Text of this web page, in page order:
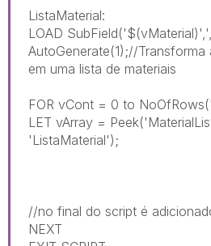
ListaMaterial:
LOAD
AutoGenerate(1);//Transforma
em uma lista de materiais
FOR vCont = 0 to
LET vArray =
'ListaMaterial');
//no final do script é
NEXT